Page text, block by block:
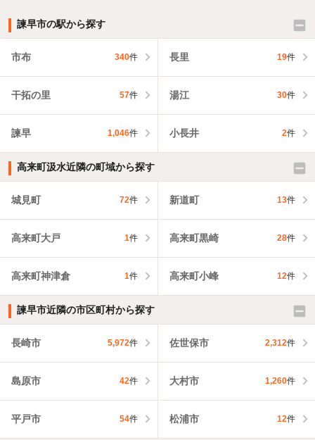
諫早市の駅から探す
市布 340件 長里 19件
干拓の里 57件 湯江 30件
諫早 1,046件 小長井 2件
高来町汲水近隣の町域から探す
城見町 72件 新道町 13件
高来町大戸 1件 高来町黒崎 28件
高来町神津倉 1件 高来町小峰 12件
諫早市近隣の市区町村から探す
長崎市 5,972件 佐世保市 2,312件
島原市 42件 大村市 1,260件
平戸市 54件 松浦市 12件